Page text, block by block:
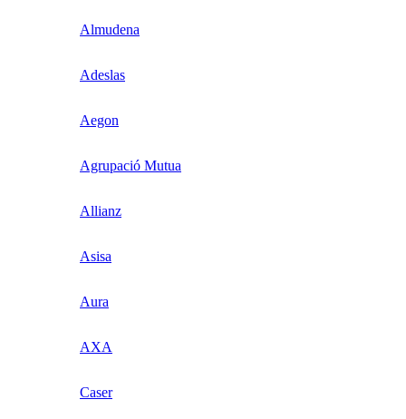
Almudena
Adeslas
Aegon
Agrupació Mutua
Allianz
Asisa
Aura
AXA
Caser